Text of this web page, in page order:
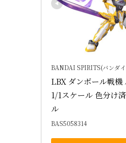
BANDAI SPIRITS(バンダ
LBX ダンボール戦機
1/1スケール 色分け
ル
BAS5058314